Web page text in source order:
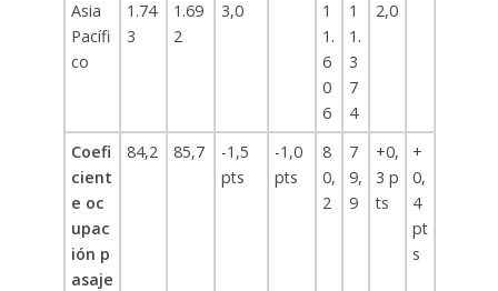
Asia
Pacífi
co
1.74
3
1.69
2
3,0
1
1.
6
0
6
1
1.
3
7
4
2,0
Coefi
cient
e oc
upac
ión p
asaje
84,2 85,7
-1,5
pts
-1,0
pts
8
0,
2
7
9,
9
+0,
3 p
ts
+
0,
4
pt
s